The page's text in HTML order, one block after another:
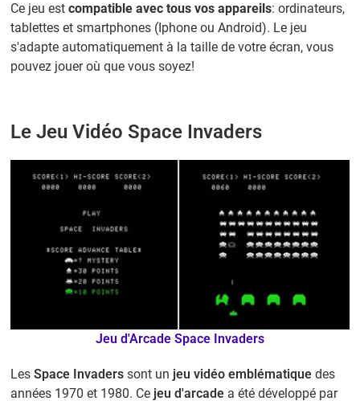
Ce jeu estcompatible avec tous vos appareils: ordinateurs,
tablettes et smartphones (Iphone ou Android). Le jeu
s'adapte automatiquement à la taille de votre écran, vous
pouvez jouer où que vous soyez!
Le Jeu Vidéo Space Invaders
Jeu d'Arcade Space Invaders
LesSpace Invaders sont un jeu vidéo emblématique des
années 1970 et 1980. Ce jeu d'arcade a été développé par